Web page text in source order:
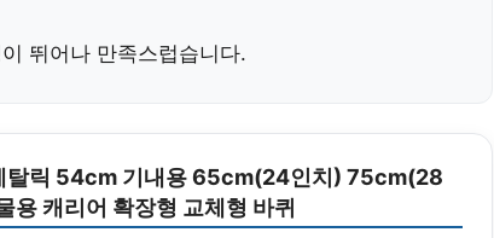
이 뛰어나 만족스럽습니다.
탈릭 54cm 기내용 65cm(24인치) 75cm(28
용 캐리어 확장형 교체형 바퀴